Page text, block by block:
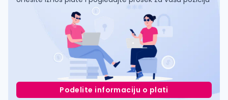
Podelite informaciju o plati